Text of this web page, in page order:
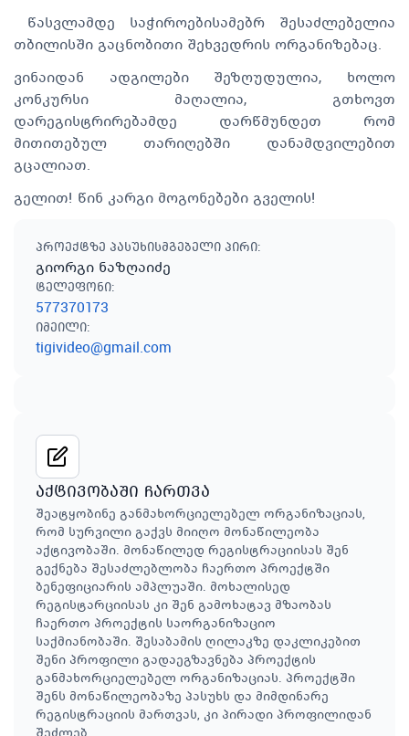
წასვლამდე საჭიროებისამებრ შესაძლებელია
თბილისში გაცნობითი შეხვედრის ორგანიზებაც.
ვინაიდან ადგილები შეზღუდულია, ხოლო
კონკურსი მაღალია, გთხოვთ
დარეგისტრირებამდე დარწმუნდეთ რომ
მითითებულ თარიღებში დანამდვილებით
გცალიათ.
გელით! წინ კარგი მოგონებები გველის!
პროექტზე პასუხისმგებელი პირი:
გიორგი ნაზღაიძე
ტელეფონი:
577370173
იმეილი:
tigivideo@gmail.com
აქტივობაში ჩართვა
შეატყობინე განმახორციელებელ ორგანიზაციას,
რომ სურვილი გაქვს მიიღო მონაწილეობა
აქტივობაში. მონაწილედ რეგისტრაციისას შენ
გექნება შესაძლებლობა ჩაერთო პროექტში
ბენეფიციარის ამპლუაში. მოხალისედ
რეგისტარციისას კი შენ გამოხატავ მზაობას
ჩაერთო პროექტის საორგანიზაციო
საქმიანობაში. შესაბამის ღილაკზე დაკლიკებით
შენი პროფილი გადაეგზავნება პროექტის
განმახორციელებელ ორგანიზაციას. პროექტში
შენს მონაწილეობაზე პასუხს და მიმდინარე
რეგისტრაციის მართვას, კი პირადი პროფილიდან
შეძლებ